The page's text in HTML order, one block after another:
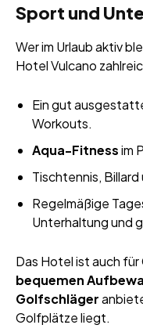
Sport und
Wer im Urlaub aktiv
Hotel Vulcano
Ein gut
Workouts.
Aqua-Fitnessim
Tischtennis, Billard
Regelmäßige
Unterhaltung und
Das Hotel ist auch
bequemen
Golfschläger
Golfplätze liegt.